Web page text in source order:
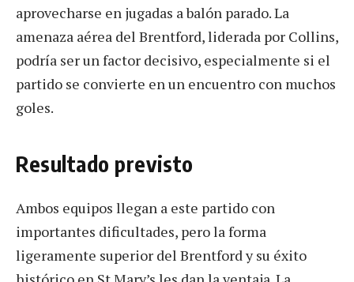
aprovecharse en jugadas a balón parado. La
amenaza aérea del Brentford, liderada por Collins,
podría ser un factor decisivo, especialmente si el
partido se convierte en un encuentro con muchos
goles.
Resultado previsto
Ambos equipos llegan a este partido con
importantes dificultades, pero la forma
ligeramente superior del Brentford y su éxito